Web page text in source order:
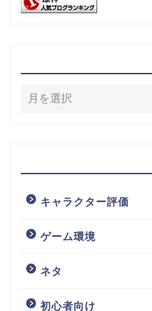
キャラクター評価
ゲーム環境
ネタ
初心者向け